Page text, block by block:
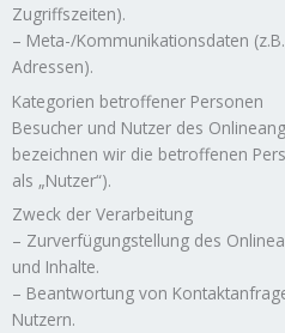
Zugriffszeiten).
– Meta-/Kommunikationsdaten
Adressen).
Kategorien betroffener Personen
Besucher und Nutzer des
bezeichnen wir die betroffenen
als „Nutzer“).
Zweck der Verarbeitung
– Zurverfügungstellung des
und Inhalte.
– Beantwortung von
Nutzern.